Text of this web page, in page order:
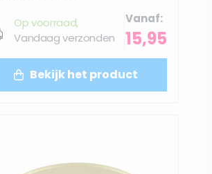
Op voorraad,
Vandaag verzonden
Vanaf
15,95
Bekijk het product